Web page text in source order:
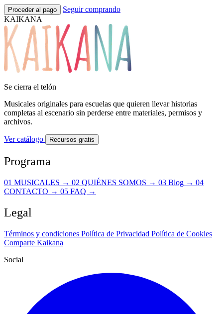
Proceder al pago
Seguir comprando
KAIKANA
Se cierra el telón
Musicales originales para escuelas que quieren llevar historias
completas al escenario sin perderse entre materiales, permisos y
archivos.
Ver catálogo Recursos gratis
Programa
01 MUSICALES → 02 QUIÉNES SOMOS → 03 Blog → 04
CONTACTO → 05 FAQ →
Legal
Términos y condiciones Política de Privacidad Política de Cookies
Comparte Kaikana
Social